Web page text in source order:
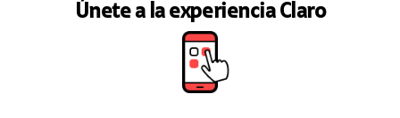
Únete a la experiencia Claro